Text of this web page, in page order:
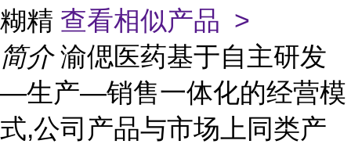
糊精 查看相似产品 >
简介 渝偲医药基于自主研发
—生产—销售一体化的经营模
式,公司产品与市场上同类产